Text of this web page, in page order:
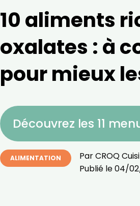
10 aliments
oxalates : à
pour mieux
Découvrez les 11
ALIMENTATION ParCROQ
Publié le04/